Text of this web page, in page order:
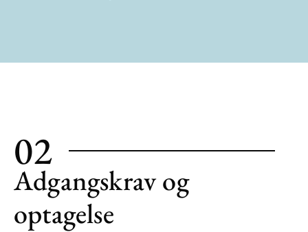
02
Adgangskrav og
optagelse